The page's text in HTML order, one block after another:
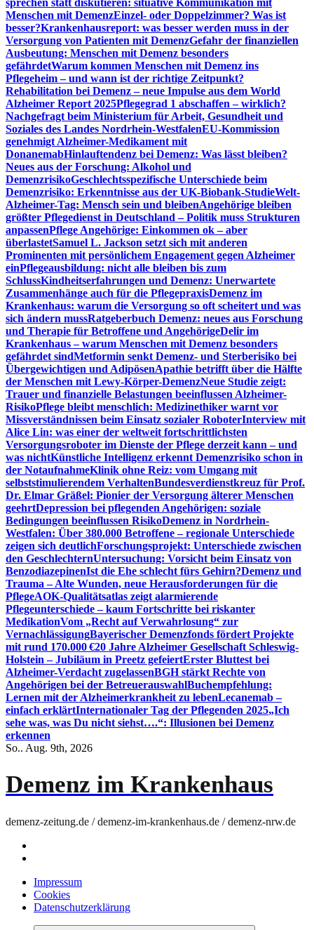
sprechen statt diskutieren: situative Kommunikation mit
Menschen mit DemenzEinzel- oder Doppelzimmer? Was ist
besser?Krankenhausreport: was besser werden muss in der
Versorgung von Patienten mit DemenzGefahr der finanziellen
Ausbeutung: Menschen mit Demenz besonders
gefährdetWarum kommen Menschen mit Demenz ins
Pflegeheim – und wann ist der richtige Zeitpunkt?
Rehabilitation bei Demenz – neue Impulse aus dem World
Alzheimer Report 2025Pflegegrad 1 abschaffen – wirklich?
Nachgefragt beim Ministerium für Arbeit, Gesundheit und
Soziales des Landes Nordrhein-WestfalenEU-Kommission
genehmigt Alzheimer-Medikament mit
DonanemabHinlauftendenz bei Demenz: Was lässt bleiben?
Neues aus der Forschung: Alkohol und
DemenzrisikoGeschlechtsspezifische Unterschiede beim
Demenzrisiko: Erkenntnisse aus der UK-Biobank-StudieWelt-
Alzheimer-Tag: Mensch sein und bleibenAngehörige bleiben
größter Pflegedienst in Deutschland – Politik muss Strukturen
anpassenPflege Angehörige: Einkommen ok – aber
überlastetSamuel L. Jackson setzt sich mit anderen
Prominenten mit persönlichem Engagement gegen Alzheimer
einPflegeausbildung: nicht alle bleiben bis zum
SchlussKindheitserfahrungen und Demenz: Unerwartete
Zusammenhänge auch für die PflegepraxisDemenz im
Krankenhaus: warum die Versorgung so oft scheitert und was
sich ändern mussRatgeberbuch Demenz: neues aus Forschung
und Therapie für Betroffene und AngehörigeDelir im
Krankenhaus – warum Menschen mit Demenz besonders
gefährdet sindMetformin senkt Demenz- und Sterberisiko bei
Übergewichtigen und AdipösenApathie betrifft über die Hälfte
der Menschen mit Lewy-Körper-DemenzNeue Studie zeigt:
Trauer und finanzielle Belastungen beeinflussen Alzheimer-
RisikoPflege bleibt menschlich: Medizinethiker warnt vor
Missverständnissen beim Einsatz sozialer RoboterInterview mit
Alice Lin: was einer der weltweit fortschrittlichsten
Versorgungsroboter im Dienste der Pflege derzeit kann – und
was nichtKünstliche Intelligenz erkennt Demenzrisiko schon in
der NotaufnahmeKlinik ohne Reiz: vom Umgang mit
selbststimulierendem VerhaltenBundesverdienstkreuz für Prof.
Dr. Elmar Gräßel: Pionier der Versorgung älterer Menschen
geehrtDepression bei pflegenden Angehörigen: soziale
Bedingungen beeinflussen RisikoDemenz in Nordrhein-
Westfalen: Über 380.000 Betroffene – regionale Unterschiede
zeigen sich deutlichForschungsprojekt: Unterschiede zwischen
den GeschlechternUntersuchung: Vorsicht beim Einsatz von
BenzodiazepinenIst die Ehe schlecht fürs Gehirn?Demenz und
Trauma – Alte Wunden, neue Herausforderungen für die
PflegeAOK-Qualitätsatlas zeigt alarmierende
Pflegeunterschiede – kaum Fortschritte bei riskanter
MedikationVom „Recht auf Verwahrlosung“ zur
VernachlässigungBayerischer Demenzfonds fördert Projekte
mit rund 170.000 €20 Jahre Alzheimer Gesellschaft Schleswig-
Holstein – Jubiläum in Preetz gefeiertErster Bluttest bei
Alzheimer-Verdacht zugelassenBGH stärkt Rechte von
Angehörigen bei der BetreuerauswahlBuchempfehlung:
Lernen mit der Alzheimerkrankheit zu lebenLecanemab –
einfach erklärtInternationaler Tag der Pflegenden 2025„Ich
sehe was, was Du nicht siehst….“: Illusionen bei Demenz
erkennen
So.. Aug. 9th, 2026
Demenz im Krankenhaus
demenz-zeitung.de / demenz-im-krankenhaus.de / demenz-nrw.de
Impressum
Cookies
Datenschutzerklärung